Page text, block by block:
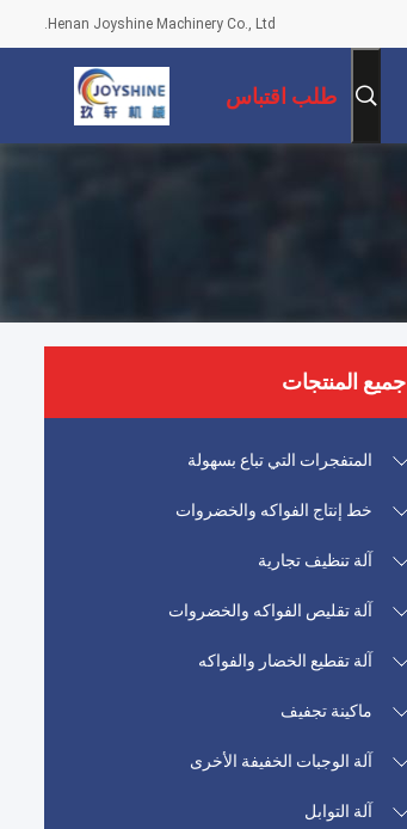
Henan Joyshine Machinery Co., Ltd.
طلب اقتباس
جميع المنتجات
المتفجرات التي تباع بسهولة
خط إنتاج الفواكه والخضروات
آلة تنظيف تجارية
آلة تقليص الفواكه والخضروات
آلة تقطيع الخضار والفواكه
ماكينة تجفيف
آلة الوجبات الخفيفة الأخرى
آلة التوابل